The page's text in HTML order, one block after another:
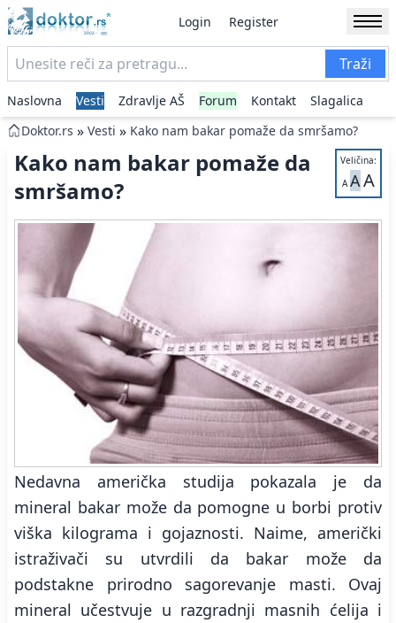
Login Register
Traži
Naslovna Vesti Zdravlje AŠ Forum Kontakt
Slagalica
Doktor.rs » Vesti » Kako nam bakar pomaže da smršamo?
Veličina:
A AA
Kako nam bakar pomaže da
smršamo?
Nedavna američka studija pokazala je da
mineral bakar može da pomogne u borbi protiv
viška kilograma i gojaznosti. Naime, američki
istraživači su utvrdili da bakar može da
podstakne prirodno sagorevanje masti. Ovaj
mineral učestvuje u razgradnji masnih ćelija i